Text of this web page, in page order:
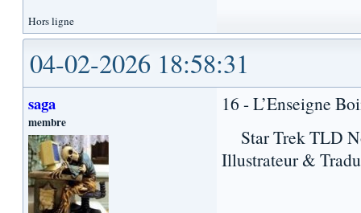
Hors ligne
04-02-2026 18:58:31
saga
membre
16 - L’Enseigne
Star Trek TLD
Illustrateur &